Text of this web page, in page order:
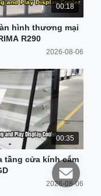
00:18
hình thương mại
R290
2026-08-06
00:35
tầng cửa kính cắm
2026-08-06